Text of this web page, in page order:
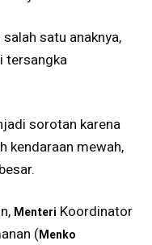
satu anaknya,
tersangka
sorotan karena
kendaraan mewah,
Menteri Koordinator
(Menko